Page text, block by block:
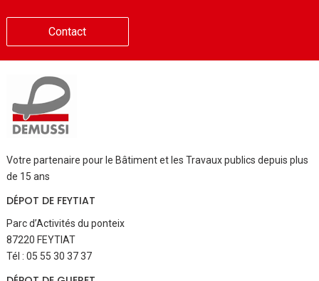
Contact
Votre partenaire pour le Bâtiment et les Travaux publics depuis plus
de 15 ans
DÉPOT DE FEYTIAT
Parc d’Activités du ponteix
87220 FEYTIAT
Tél : 05 55 30 37 37